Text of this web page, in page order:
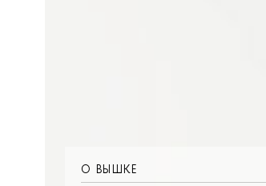
О ВЫШКЕ